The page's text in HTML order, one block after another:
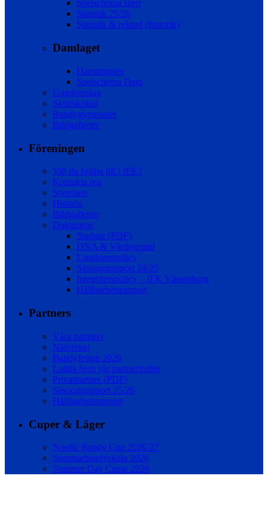
Spelschema Herr
Statistik 25/26
Statistik & rekord (historik)
Damlaget
Damtruppen
Spelschema Dam
Ungdomslag
Skridskokul
Bandygymnasiet
Bildgallerier
Föreningen
Vill du hjälpa till i IFK?
Kontakta oss
Styrelsen
Historia
Bildgallerier
Dokument
Stadgar (PDF)
DNA & Värdegrund
Ungdomspolicy
Säsongsrapport 24/25
Integritetspolicy – IFK Vänersborg
Hållbarhetsrapport
Partners
Våra partners
Nätverket
Bandyfesten 2026
Ladda hem vår partnerfolder
Privatpartner (PDF)
Säsongsrapport 25/26
Hållbarhetsrapport
Cuper & Läger
Nordic Bandy Cup 2026/27
Sommarbandyskola 2026
Summer Day Camp 2026